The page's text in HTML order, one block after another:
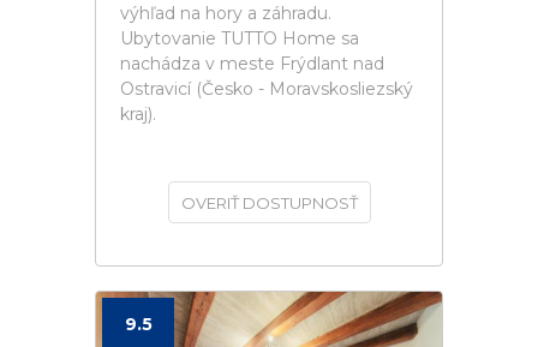
výhľad na hory a záhradu.
Ubytovanie TUTTO Home sa
nachádza v meste Frýdlant nad
Ostravicí (Česko - Moravskosliezský
kraj).
OVERIŤ DOSTUPNOSŤ
9.5